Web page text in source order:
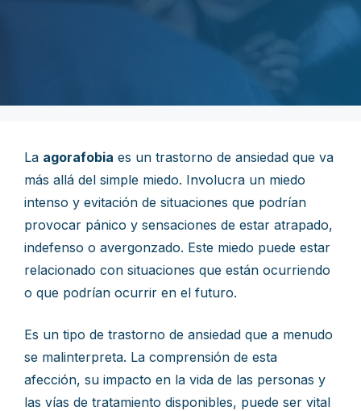
La agorafobia es un trastorno de ansiedad que va
más allá del simple miedo. Involucra un miedo
intenso y evitación de situaciones que podrían
provocar pánico y sensaciones de estar atrapado,
indefenso o avergonzado. Este miedo puede estar
relacionado con situaciones que están ocurriendo
o que podrían ocurrir en el futuro.
Es un tipo de trastorno de ansiedad que a menudo
se malinterpreta. La comprensión de esta
afección, su impacto en la vida de las personas y
las vías de tratamiento disponibles, puede ser vital